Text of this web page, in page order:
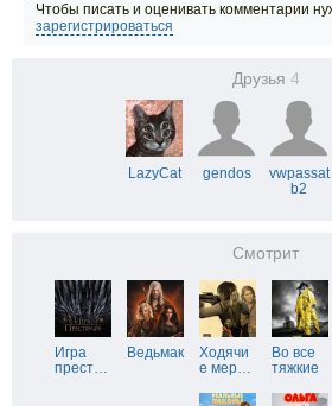
Чтобы писать и оценивать комментарии
зарегистрироваться
Друзья 4
LazyCat gendos
vwpassat
b2
Смотрит
Игра
прест…
Ведьмак
Ходячи
е мер…
Во все
тяжкие